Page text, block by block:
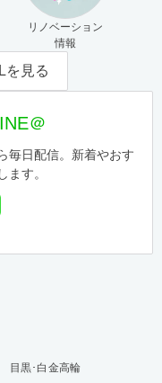
リノベーション
情報
を見る
＠
毎日配信。新着やおす
ます。
目黒･白金高輪